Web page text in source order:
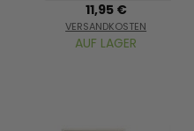
11,95 €
VERSANDKOSTEN
AUF LAGER